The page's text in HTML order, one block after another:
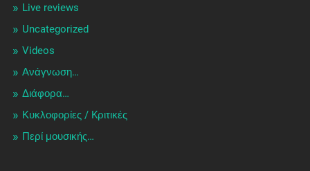
Live reviews
Uncategorized
Videos
Ανάγνωση…
Διάφορα…
Κυκλοφορίες / Kριτικές
Περί μουσικής…